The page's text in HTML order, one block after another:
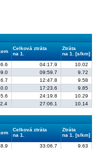
Celková ztráta
na 1.
Ztráta
na 1. [s/km]
04:17.9
10.02
09:59.7
9.72
12:47.8
9.58
17:23.6
9.85
24:19.8
10.29
27:06.1 10.14
Celková ztráta
na 1.
Ztráta
na 1. [s/km]
33:06.7
9.63